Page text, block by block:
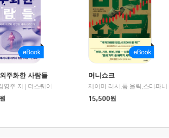
주화한 사람들
영주 저
더스퀘어
원
머니쇼크
15,500원